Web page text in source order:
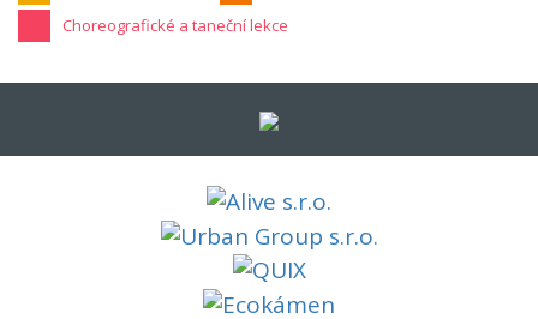
Choreografické a taneční lekce